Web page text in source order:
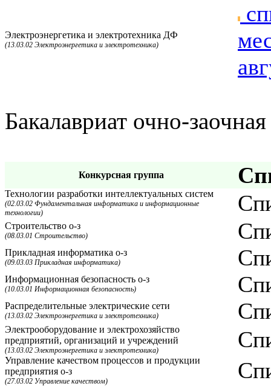
Электроэнергетика и электротехника ДФ
(13.03.02 Электроэнергетика и электротехника)
Бакалавриат очно-
Конкурсная группа
Технологии разработки интеллектуальных систем
(02.03.02 Фундаментальная информатика и информационные
технологии)
Строительство о-з
(08.03.01 Строительство)
Прикладная информатика о-з
(09.03.03 Прикладная информатика)
Информационная безопасность о-з
(10.03.01 Информационная безопасность)
Распределительные электрические сети
(13.03.02 Электроэнергетика и электротехника)
Электрооборудование и электрохозяйство
предприятий, организаций и учреждений
(13.03.02 Электроэнергетика и электротехника)
Управление качеством процессов и продукции
предприятия о-з
(27.03.02 Управление качеством)